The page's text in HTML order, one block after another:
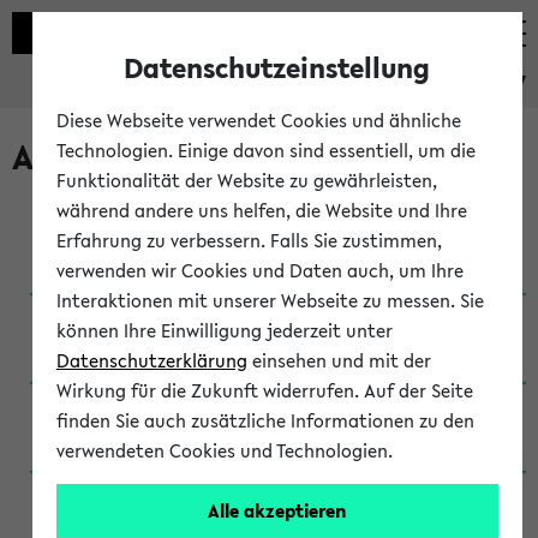
eKVV
Archivierte Studiengänge
Anglistik: British and American Studies / B.A.
(Einschreibung bis WiSe 16/17)
Anglistik: British and American Studies / B.A.
(Einschreibung bis SoSe 2015)
Anglistik: British and American Studies / B.A.
(Einschreibung bis SoSe 2013)
Anglistik: British and American Studies / Ba
(Einschreibung bis SoSe 2011)
Datenschutzeinstellung
Diese Webseite verwendet Cookies und ähnliche
Technologien. Einige davon sind essentiell, um die
Funktionalität der Website zu gewährleisten,
während andere uns helfen, die Website und Ihre
Erfahrung zu verbessern. Falls Sie zustimmen,
verwenden wir Cookies und Daten auch, um Ihre
Interaktionen mit unserer Webseite zu messen. Sie
können Ihre Einwilligung jederzeit unter
Datenschutzerklärung einsehen und mit der
Wirkung für die Zukunft widerrufen. Auf der Seite
finden Sie auch zusätzliche Informationen zu den
verwendeten Cookies und Technologien.
Alle akzeptieren